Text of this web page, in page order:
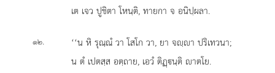
เต เจว ปูชิตา โหนฺติ, ทายกา จ อนิปฺผลา.
๑๒. ‘‘น หิ รุณฺณํ วา โสโก วา, ยา จฺา ปริเทวนา;
น ตํ เปตสฺส อตฺถาย, เอวํ ติฏฺนฺติ าตโย.